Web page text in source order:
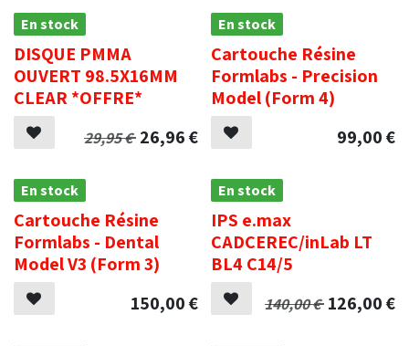
En stock
DISQUE PMMA
OUVERT 98.5X16MM
CLEAR *OFFRE*
29,95€ 26,96€
En stock
Cartouche Résine
Formlabs - Precision
Model (Form 4)
99,00€
En stock
Cartouche Résine
Formlabs - Dental
Model V3 (Form 3)
150,00€
En stock
IPS e.max
CADCEREC/inLab LT
BL4 C14/5
140,00€ 126,00€